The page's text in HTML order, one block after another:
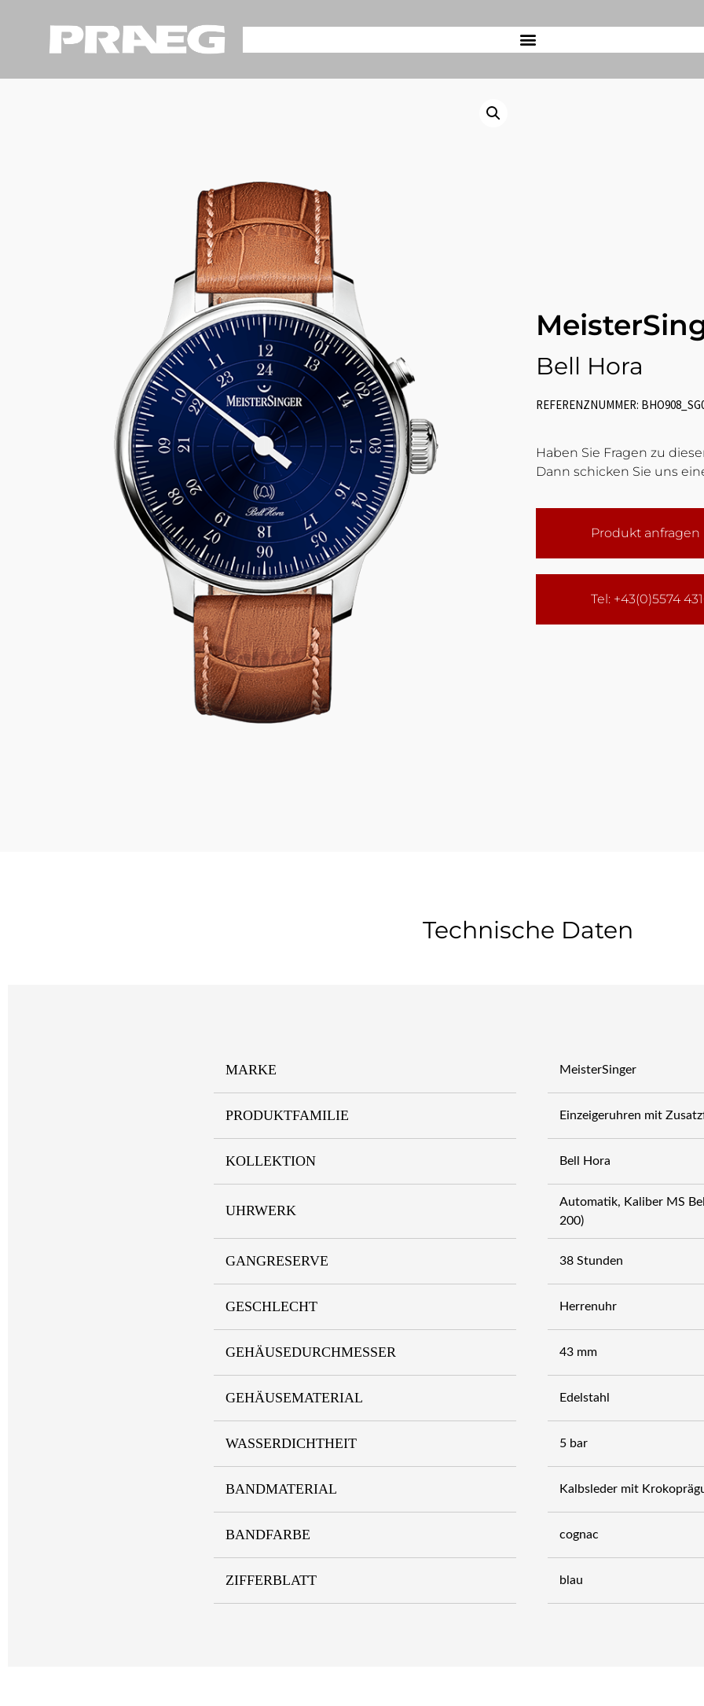
Bell Hora
REFERENZNUMMER:
Haben Sie Fragen zu
Dann schicken Sie uns
Produkt anfragen
Tel: +43(0)5574
Technische Daten
MARKE MeisterSinger
PRODUKTFAMILIE Einzeigeruhren mit
KOLLEKTION Bell Hora
UHRWERK
Automatik, Kaliber MS
200)
GANGRESERVE 38 Stunden
GESCHLECHT Herrenuhr
GEHÄUSEDURCHMESSER 43 mm
GEHÄUSEMATERIAL Edelstahl
WASSERDICHTHEIT 5 bar
BANDMATERIAL Kalbsleder mit
BANDFARBE cognac
ZIFFERBLATT blau